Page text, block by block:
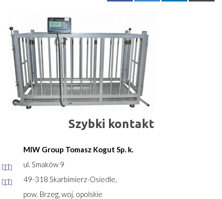
Szybki kontakt
MIW Group Tomasz Kogut Sp. k.
ul. Smaków 9
49-318 Skarbimierz-Osiedle,
pow. Brzeg, woj. opolskie